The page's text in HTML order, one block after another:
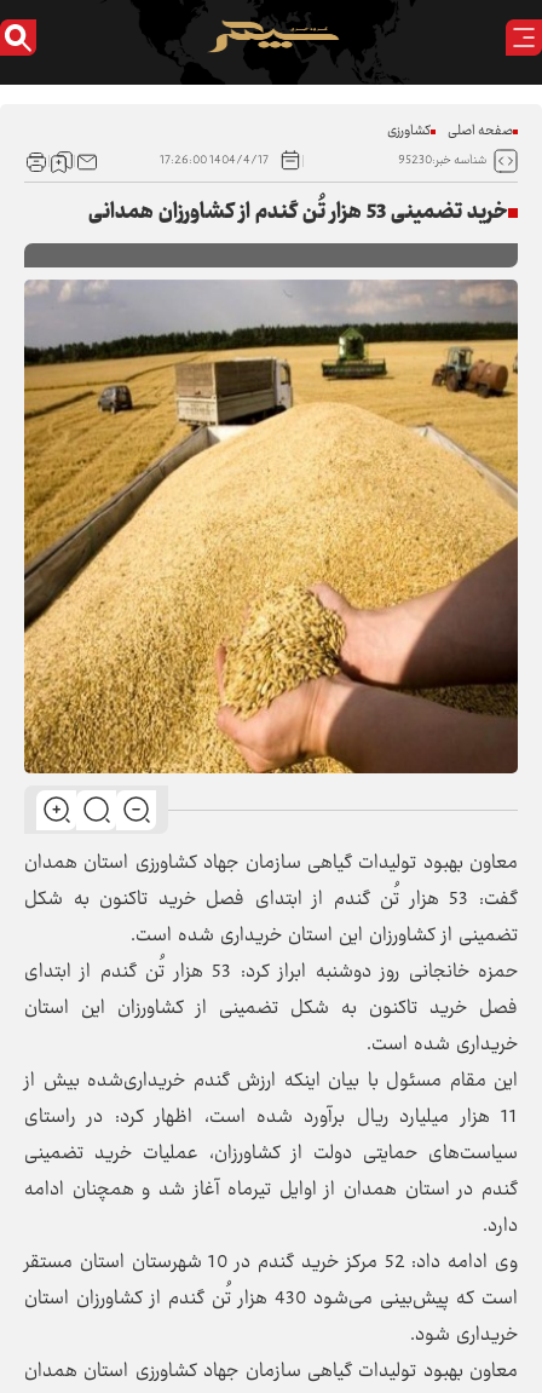
صفحه اصلی کشاورزی
شناسه خبر:95230 1404/4/17 17:26:00
خرید تضمینی 53 هزار تُن گندم از کشاورزان همدانی
معاون بهبود تولیدات گیاهی سازمان جهاد کشاورزی استان همدان
گفت: 53 هزار تُن گندم از ابتدای فصل خرید تاکنون به شکل
تضمینی از کشاورزان این استان خریداری شده است.
حمزه خانجانی روز دوشنبه ابراز کرد: 53 هزار تُن گندم از ابتدای
فصل خرید تاکنون به شکل تضمینی از کشاورزان این استان
خریداری شده است.
این مقام مسئول با بیان اینکه ارزش گندم خریداری‌شده بیش از
11 هزار میلیارد ریال برآورد شده است، اظهار کرد: در راستای
سیاست‌های حمایتی دولت از کشاورزان، عملیات خرید تضمینی
گندم در استان همدان از اوایل تیرماه آغاز شد و همچنان ادامه
دارد.
وی ادامه داد: 52 مرکز خرید گندم در 10 شهرستان استان مستقر
است که پیش‌بینی می‌شود 430 هزار تُن گندم از کشاورزان استان
خریداری شود.
معاون بهبود تولیدات گیاهی سازمان جهاد کشاورزی استان همدان